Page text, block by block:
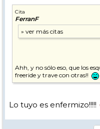
Cita
FerranF
Ahh, y no sólo eso, que los
freeride y trave con otras!!
Lo tuyo es enfermizo!!!!!